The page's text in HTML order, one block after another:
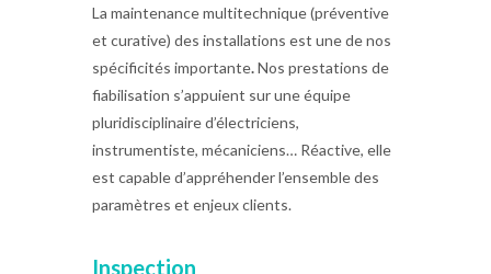
La maintenance multitechnique (préventive
et curative) des installations est une de nos
spécificités importante.Nos prestations de
fiabilisation s’appuient sur une équipe
pluridisciplinaire d’électriciens,
instrumentiste, mécaniciens… Réactive, elle
est capable d’appréhender l’ensemble des
paramètres et enjeux clients.
Inspection